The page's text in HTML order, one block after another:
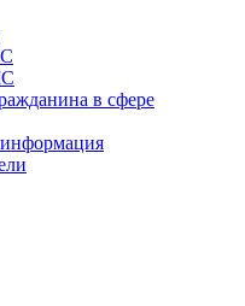
в сфере